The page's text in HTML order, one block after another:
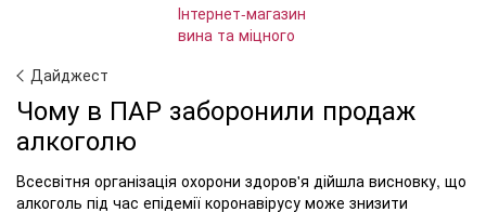
Дайджест
Чому в ПАР заборонили продаж
алкоголю
Всесвітня організація охорони здоров'я дійшла висновку, що
алкоголь під час епідемії коронавірусу може знизити